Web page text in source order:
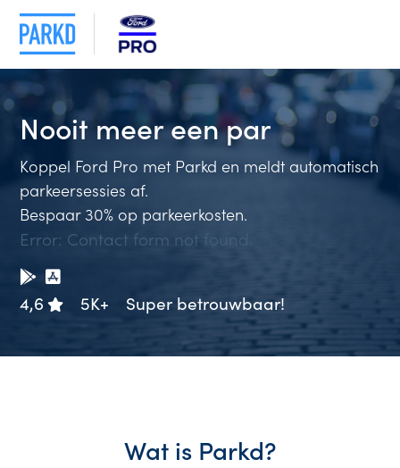
Nooit meereen p
Koppel Ford Pro met Parkd en meldt automatisch
parkeersessies af.
Bespaar 30% op parkeerkosten.
Error: Contact form not found.
4,6 5K+ Super betrouwbaar!
Wat is Parkd?